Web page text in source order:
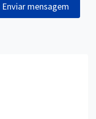
Enviar mensagem